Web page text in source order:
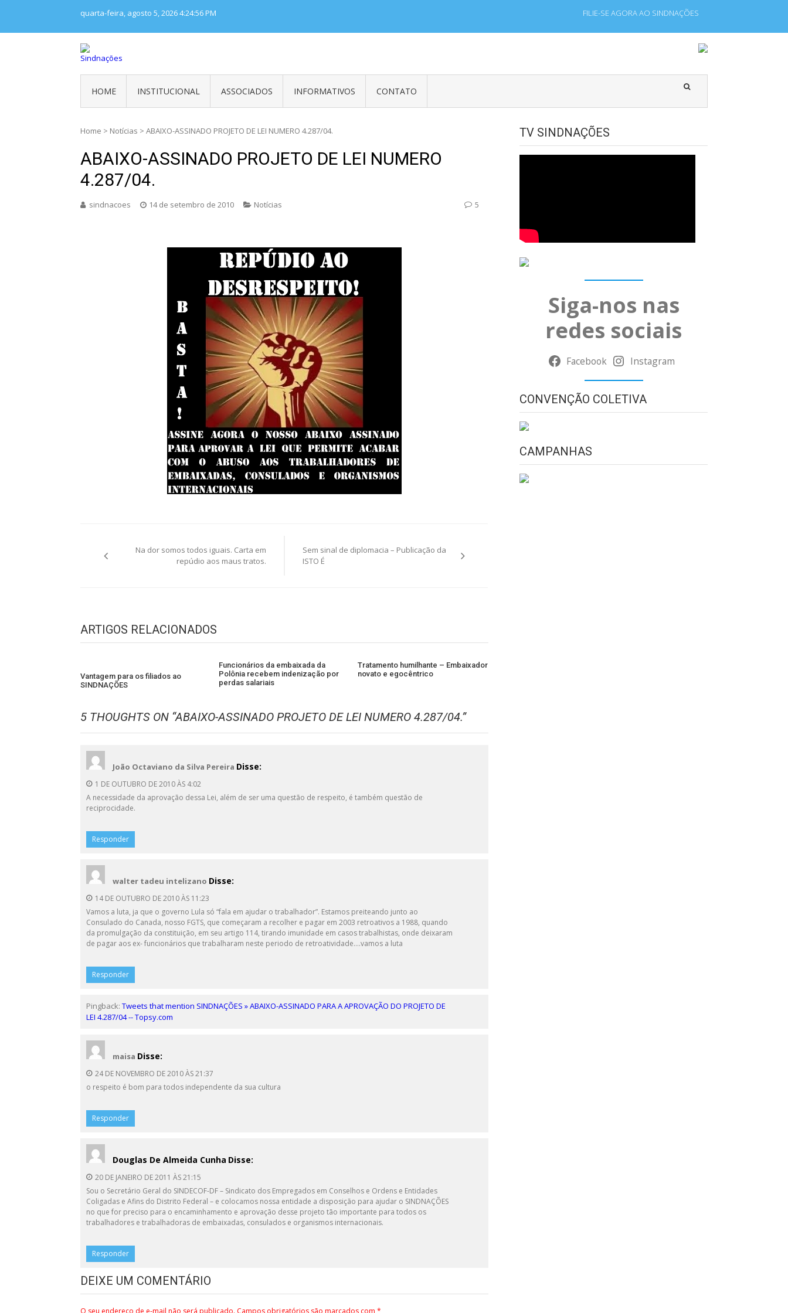
quarta-feira, agosto 5, 20264:24:57 PM FILIE-SE AGORA AO SINDNAÇÕES
HOME INSTITUCIONAL ASSOCIADOS INFORMATIVOS CONTATO
Home > Notícias > ABAIXO-ASSINADO PROJETO DE LEI NUMERO 4.287/04.
ABAIXO-ASSINADO PROJETO DE LEI NUMERO
4.287/04.
sindnacoes 14 de setembro de 2010 Notícias 5
de
Na dor somos todos iguais. Carta em
repúdio aos maus tratos.
Sem sinal de diplomacia – Publicação da
ISTO É
ARTIGOS RELACIONADOS
Vantagem para os filiados ao
SINDNAÇÕES
Funcionários da embaixada da
Polônia recebem indenização por
perdas salariais
Tratamento humilhante – Embaixador
novato e egocêntrico
5 THOUGHTS ON “ABAIXO-ASSINADO PROJETO DE LEI NUMERO 4.287/04.”
João Octaviano da Silva Pereira Disse:
1 DE OUTUBRO DE 2010 ÀS 4:02
A necessidade da aprovação dessa Lei, além de ser uma questão de respeito, é também questão de
reciprocidade.
Responder
walter tadeu intelizano Disse:
14 DE OUTUBRO DE 2010 ÀS 11:23
Vamos a luta, ja que o governo Lula só “fala em ajudar o trabalhador”. Estamos preiteando junto ao
Consulado do Canada, nosso FGTS, que começaram a recolher e pagar em 2003 retroativos a 1988, quando
da promulgação da constituição, em seu artigo 114, tirando imunidade em casos trabalhistas, onde deixaram
de pagar aos ex- funcionários que trabalharam neste periodo de retroatividade….vamos a luta
Responder
Pingback: Tweets that mention SINDNAÇÕES » ABAIXO-ASSINADO PARA A APROVAÇÃO DO PROJETO DE
LEI 4.287/04 -- Topsy.com
maisa Disse:
24 DE NOVEMBRO DE 2010 ÀS 21:37
o respeito é bom para todos independente da sua cultura
Responder
Douglas De Almeida Cunha Disse:
20 DE JANEIRO DE 2011 ÀS 21:15
Sou o Secretário Geral do SINDECOF-DF – Sindicato dos Empregados em Conselhos e Ordens e Entidades
Coligadas e Afins do Distrito Federal – e colocamos nossa entidade a disposição para ajudar o SINDNAÇÕES
no que for preciso para o encaminhamento e aprovação desse projeto tão importante para todos os
trabalhadores e trabalhadoras de embaixadas, consulados e organismos internacionais.
Responder
DEIXE UM COMENTÁRIO
O seu endereço de e-mail não será publicado. Campos obrigatórios são marcados com *
TV SINDNAÇÕES
Siga-nos nas
redes sociais
Facebook Instagram
CONVENÇÃO COLETIVA
CAMPANHAS